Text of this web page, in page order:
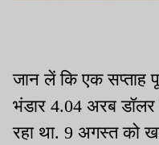
जान लें कि एक सप्ताह
भंडार 4.04 अरब
रहा था. 9 अगस्त को